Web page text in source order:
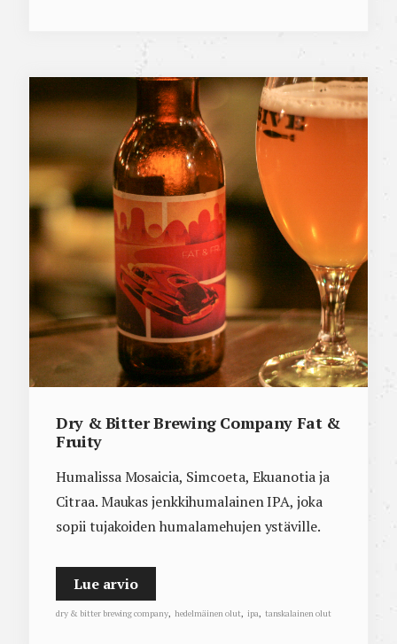
Dry & Bitter Brewing Company Fat &
Fruity
Humalissa Mosaicia, Simcoeta, Ekuanotia ja
Citraa. Maukas jenkkihumalainen IPA, joka
sopii tujakoiden humalamehujen ystäville.
Lue arvio
dry & bitter brewing company, hedelmäinen olut, ipa, tanskalainen olut